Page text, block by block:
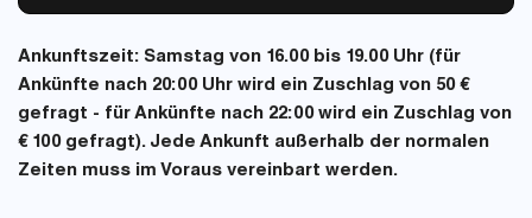
Ankunftszeit: Samstag von 16.00 bis 19.00 Uhr (für
Ankünfte nach 20:00 Uhr wird ein Zuschlag von 50 €
gefragt - für Ankünfte nach 22:00 wird ein Zuschlag von
€ 100 gefragt). Jede Ankunft außerhalb der normalen
Zeiten muss im Voraus vereinbart werden.